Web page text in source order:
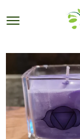
direct
de
hoofdinhoud